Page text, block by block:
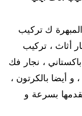
ك تركيب
أثاث ، تركيب
باكستاني ، نجار فك
و أيضا بالكرتون ،
بسرعة و